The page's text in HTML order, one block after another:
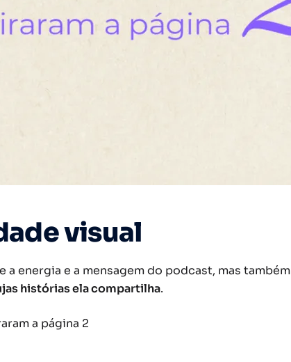
visual
energia e a mensagem do podcast, mas também
histórias ela compartilha.